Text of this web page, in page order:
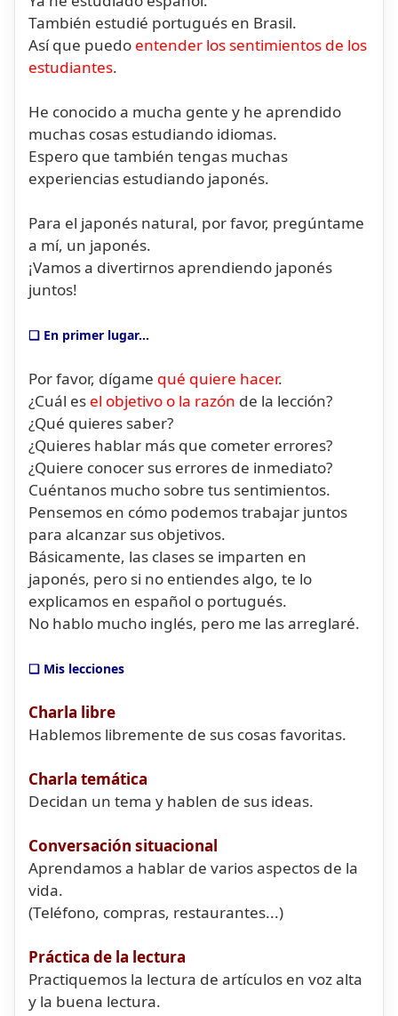
También estudié portugués en Brasil.
Así que puedo entender los sentimientos de los
estudiantes.
He conocido a mucha gente y he aprendido
muchas cosas estudiando idiomas.
Espero que también tengas muchas
experiencias estudiando japonés.
Para el japonés natural, por favor, pregúntame
a mí, un japonés.
¡Vamos a divertirnos aprendiendo japonés
juntos!
❏ En primer lugar...
Por favor, dígame qué quiere hacer.
¿Cuál es el objetivo o la razón de la lección?
¿Qué quieres saber?
¿Quieres hablar más que cometer errores?
¿Quiere conocer sus errores de inmediato?
Cuéntanos mucho sobre tus sentimientos.
Pensemos en cómo podemos trabajar juntos
para alcanzar sus objetivos.
Básicamente, las clases se imparten en
japonés, pero si no entiendes algo, te lo
explicamos en español o portugués.
No hablo mucho inglés, pero me las arreglaré.
❏ Mis lecciones
Charla libre
Hablemos libremente de sus cosas favoritas.
Charla temática
Decidan un tema y hablen de sus ideas.
Conversación situacional
Aprendamos a hablar de varios aspectos de la
vida.
(Teléfono, compras, restaurantes...)
Práctica de la lectura
Practiquemos la lectura de artículos en voz alta
y la buena lectura.